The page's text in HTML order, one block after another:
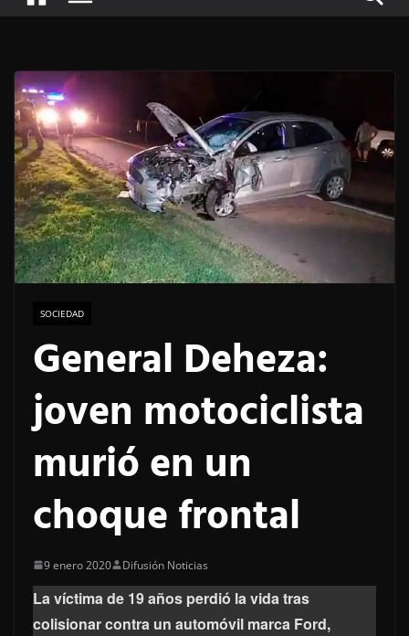
SOCIEDAD
General Deheza:
joven motociclista
murió en un
choque frontal
9 enero 2020 Difusión Noticias
La víctima de 19 años perdió la vida tras
colisionar contra un automóvil marca Ford,